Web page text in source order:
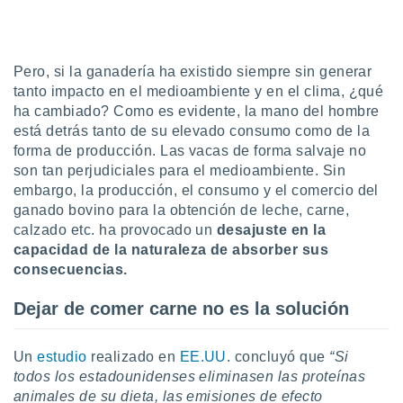
en
en
de
un
perfiles
Pero, si la ganadería ha existido siempre sin generar
tanto impacto en el medioambiente y en el clima, ¿qué
ha cambiado? Como es evidente, la mano del hombre
está detrás tanto de su elevado consumo como de la
forma de producción. Las vacas de forma salvaje no
son tan perjudiciales para el medioambiente. Sin
embargo, la producción, el consumo y el comercio del
ganado bovino para la obtención de leche, carne,
calzado etc. ha provocado un desajuste en la
capacidad de la naturaleza de absorber sus
consecuencias.
Dejar de comer carne no es la solución
Unestudio realizado en EE.UU. concluyó que “Si
todos los estadounidenses eliminasen las proteínas
animales de su dieta, las emisiones de efecto